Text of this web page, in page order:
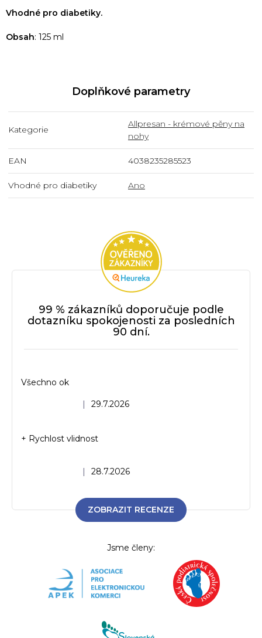
Vhodné pro diabetiky.
Obsah: 125 ml
Doplňkové parametry
Kategorie
Allpresan - krémové pěny na
nohy
EAN 4038235285523
Vhodné pro diabetiky Ano
99 % zákazníků doporučuje podle
dotazníku spokojenosti za posledních
90 dní.
Hodnocení obchodu je 5 z 5 hvězdiček.
29.7.2026
Všechno ok
Hodnocení obchodu je 5 z 5 hvězdiček.
28.7.2026
+ Rychlost vlidnost
ZOBRAZIT RECENZE
Jsme členy: